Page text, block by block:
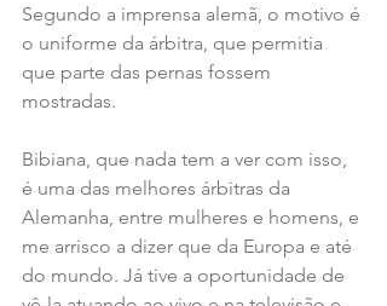
Segundo a imprensa alemã, o motivo é
o uniforme da árbitra, que permitia
que parte das pernas fossem
mostradas.
Bibiana, que nada tem a ver com isso,
é uma das melhores árbitras da
Alemanha, entre mulheres e homens, e
me arrisco a dizer que da Europa e até
do mundo. Já tive a oportunidade de